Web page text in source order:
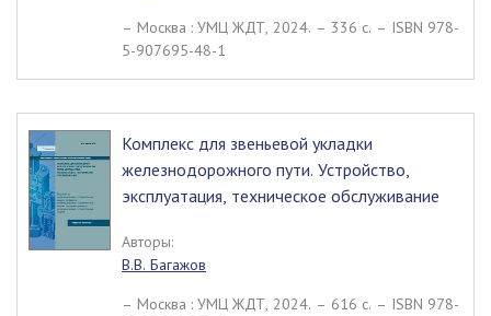
– Москва : УМЦ ЖДТ, 2024. – 336 c. – ISBN 978-
5-907695-48-1
Комплекс для звеньевой укладки
железнодорожного пути. Устройство,
эксплуатация, техническое обслуживание
Авторы:
В.В. Багажов
– Москва : УМЦ ЖДТ, 2024. – 616 c. – ISBN 978-